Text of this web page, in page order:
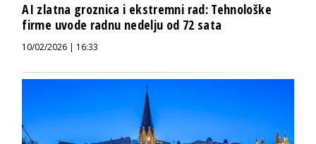
AI zlatna groznica i ekstremni rad: Tehnološke
firme uvode radnu nedelju od 72 sata
10/02/2026 | 16:33